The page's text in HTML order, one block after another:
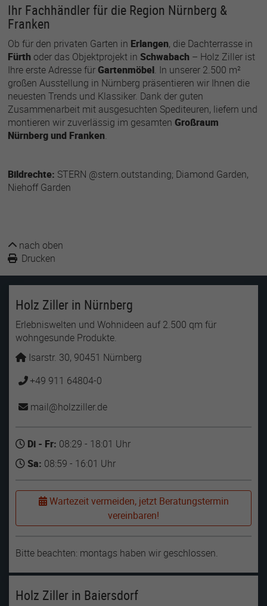
Ihr Fachhändler für die Region Nürnberg &
Franken
Ob für den privaten Garten in Erlangen, die Dachterrasse in
Fürthoder das Objektprojekt in Schwabach– Holz Ziller ist
Ihre erste Adresse fürGartenmöbel. In unserer 2.500 m²
großen Ausstellung in Nürnberg präsentieren wir Ihnen die
neuesten Trends und Klassiker. Dank der guten
Zusammenarbeit mit ausgesuchten Spediteuren, liefern und
montieren wir zuverlässig im gesamten Großraum
Nürnberg und Franken.
Bildrechte: STERN @stern.outstanding; Diamond Garden,
Niehoff Garden
nach oben
Drucken
Holz Ziller in Nürnberg
Erlebniswelten und Wohnideen auf 2.500 qm für
wohngesunde Produkte.
Isarstr. 30, 90451 Nürnberg
+49 911 64804-0
mail holzziller de
Di - Fr: 08:29 - 18:01 Uhr
Sa: 08:59 - 16:01 Uhr
Wartezeit vermeiden, jetzt Beratungstermin
vereinbaren!
Bitte beachten: montags haben wir geschlossen.
Holz Ziller in Baiersdorf